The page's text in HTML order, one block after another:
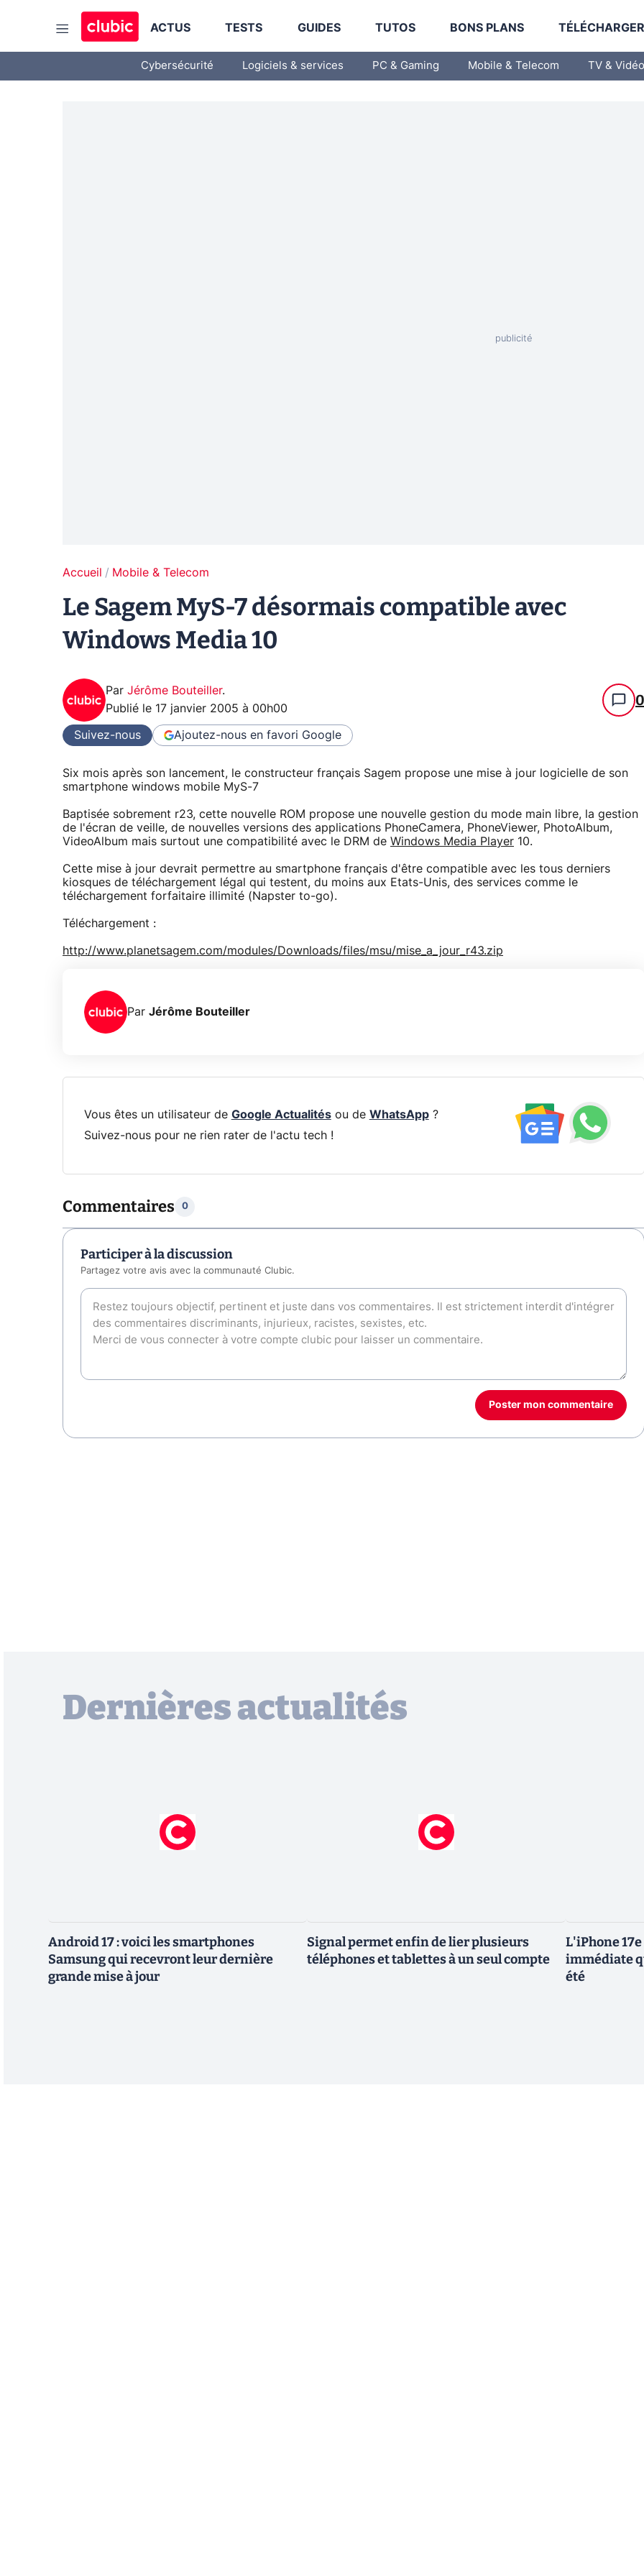
ACTUS TESTS GUIDES TUTOS BONS PLANS
Cybersécurité Logiciels & services PC & Gaming Mobile & Telecom TV & Vidéo
Accueil Mobile & Telecom
Le Sagem MyS-7 désormais compatible avec
Windows Media 10
Par Jérôme Bouteiller.
Publié le 17 janvier 2005 à 00h00 0
Suivez-nous Ajoutez-nous en favori Google
Six mois après son lancement, le constructeur français Sagem propose une mise à jour logicielle de son
smartphone windows mobile MyS-7
Baptisée sobrement r23, cette nouvelle ROM propose une nouvelle gestion du mode main libre, la gestion
de l'écran de veille, de nouvelles versions des applications PhoneCamera, PhoneViewer, PhotoAlbum,
VideoAlbum mais surtout une compatibilité avec le DRM de Windows Media Player 10.
Cette mise à jour devrait permettre au smartphone français d'être compatible avec les tous derniers
kiosques de téléchargement légal qui testent, du moins aux Etats-Unis, des services comme le
téléchargement forfaitaire illimité (Napster to-go).
Téléchargement :
http://www.planetsagem.com/modules/Downloads/files/msu/mise_a_jour_r43.zip
Par Jérôme Bouteiller
Vous êtes un utilisateur de Google Actualitésou de WhatsApp?
Suivez-nous pour ne rien rater de l'actu tech !
Commentaires 0
Participer à la discussion
Partagez votre avis avec la communauté Clubic.
Poster mon commentaire
Dernières actualités
Android 17 : voici les smartphones
Samsung qui recevront leur dernière
grande mise à jour
Signal permet enfin de lier plusieurs
téléphones et tablettes à un seul compte
L'iPhone
immédiate
été